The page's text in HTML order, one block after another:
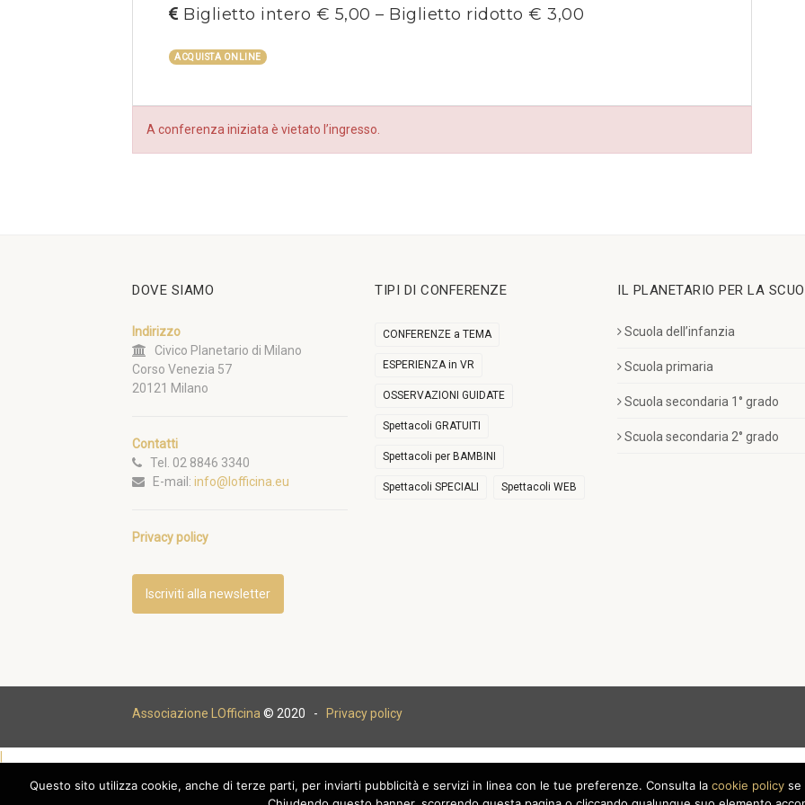
Biglietto intero € 5,00 – Biglietto ridotto € 3,00
ACQUISTA ONLINE
A conferenza iniziata è vietato l’ingresso.
DOVE SIAMO
Indirizzo
Civico Planetario di Milano
Corso Venezia 57
20121 Milano
Contatti
Tel. 02 8846 3340
E-mail: info@lofficina.eu
Privacy policy
Iscriviti alla newsletter
TIPI DI CONFERENZE
CONFERENZE a TEMA
ESPERIENZA in VR
OSSERVAZIONI GUIDATE
Spettacoli GRATUITI
Spettacoli per BAMBINI
Spettacoli SPECIALI Spettacoli WEB
IL PLANETARIO PER LA
Scuola dell’infanzia
Scuola primaria
Scuola secondaria 1° grado
Scuola secondaria 2° grado
Associazione LOfficina © 2020 - Privacy policy
Questo sito utilizza cookie, anche di terze parti, per inviarti pubblicità e servizi in linea con le tue preferenze. Consulta la cookie policy se